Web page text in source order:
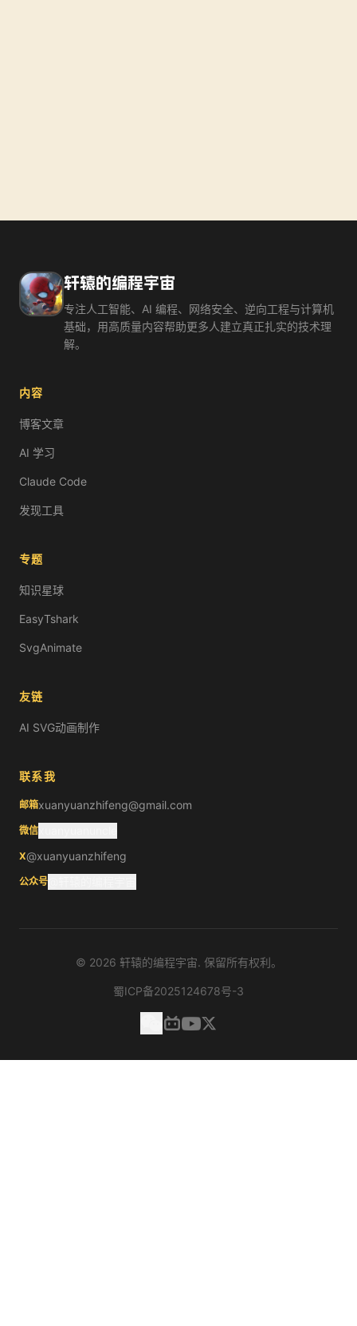
轩辕的编程宇宙
专注人工智能、AI 编程、网络安全、逆向工程与计算机
基础，用高质量内容帮助更多人建立真正扎实的技术理
解。
内容
博客文章
AI 学习
Claude Code
发现工具
专题
知识星球
EasyTshark
SvgAnimate
友链
AI SVG动画制作
联系我
邮箱xuanyuanzhifeng@gmail.com
微信
X@xuanyuanzhifeng
公众号
© 2026 轩辕的编程宇宙. 保留所有权利。
蜀ICP备2025124678号-3